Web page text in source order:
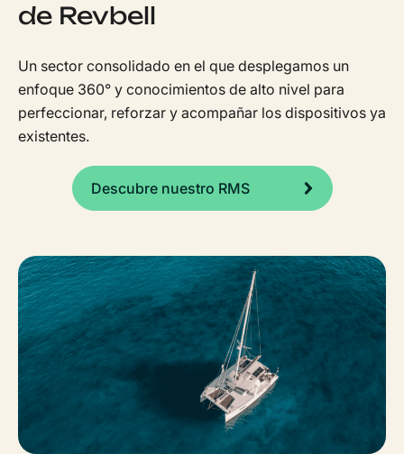
de Revbell
Un sector consolidado en el que desplegamos un
enfoque 360° y conocimientos de alto nivel para
perfeccionar, reforzar y acompañar los dispositivos ya
existentes.
Descubre nuestro RMS